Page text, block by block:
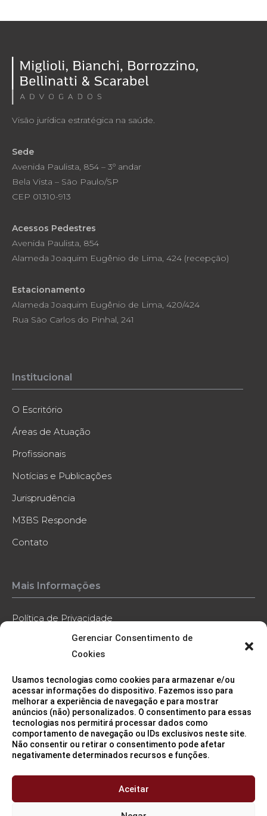
Gerenciar Consentimento de
Cookies
Usamos tecnologias como cookies para armazenar e/ou
acessar informações do dispositivo. Fazemos isso para
melhorar a experiência de navegação e para mostrar
anúncios (não) personalizados. O consentimento para essas
tecnologias nos permitirá processar dados como
comportamento de navegação ou IDs exclusivos neste site.
Não consentir ou retirar o consentimento pode afetar
negativamente determinados recursos e funções.
Aceitar
Visão jurídica estratégica na saúde.
Sede
Avenida Paulista, 854 – 3º andar
Bela Vista – São Paulo/SP
CEP 01310-913
Acessos Pedestres
Avenida Paulista, 854
Alameda Joaquim Eugênio de Lima, 424 (recepção)
Estacionamento
Alameda Joaquim Eugênio de Lima, 420/424
Rua São Carlos do Pinhal, 241
Institucional
O Escritório
Áreas de Atuação
Profissionais
Notícias e Publicações
Jurisprudência
M3BS Responde
Contato
Mais Informações
Política de Privacidade
Política de Cookies
Contato
Sede (São Paulo/SP)